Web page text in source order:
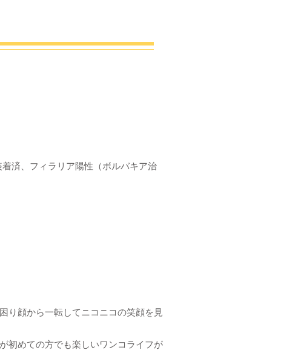
済、フィラリア陽性（ボルバキア治
り顔から一転してニコニコの笑顔を見
初めての方でも楽しいワンコライフが